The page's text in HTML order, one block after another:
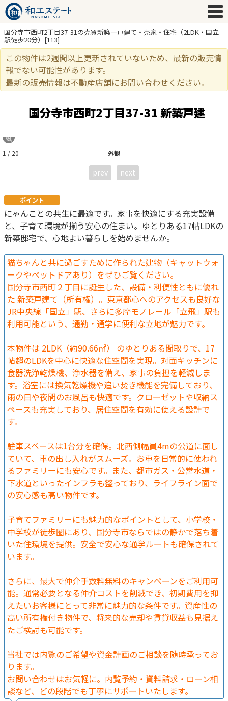
国分寺市西町2丁目37-31の売買新築一戸建て・売家・住宅（2LDK・国立
駅徒歩20分）[113]
この物件は2週間以上更新されていないため、最新の販売情
報でない可能性があります。
最新の販売情報は不動産店舗にお問い合わせください。
国分寺市西町2丁目37-31 新築戸建
外観
1 / 20
prev next
ポイント
にゃんことの共生に最適です。家事を快適にする充実設備
と、子育て環境が揃う安心の住まい。ゆとりある17帖LDKの
新築邸宅で、心地よい暮らしを始めませんか。
猫ちゃんと共に過ごすために作られた建物（キャットウォ
ークやペットドアあり）をぜひご覧ください。
国分寺市西町２丁目に誕生した、設備・利便性ともに優れ
た 新築戸建て（所有権）。東京都心へのアクセスも良好な
JR中央線「国立」駅、さらに多摩モノレール「立飛」駅も
利用可能という、通勤・通学に便利な立地が魅力です。
本物件は 2LDK（約90.66㎡） のゆとりある間取りで、17
帖超のLDKを中心に快適な住空間を実現。対面キッチンに
食器洗浄乾燥機、浄水器を備え、家事の負担を軽減しま
す。浴室には換気乾燥機や追い焚き機能を完備しており、
雨の日や夜間のお風呂も快適です。クローゼットや収納ス
ペースも充実しており、居住空間を有効に使える設計で
す。
駐車スペースは1台分を確保。北西側幅員4mの公道に面し
ていて、車の出し入れがスムーズ。お車を日常的に使われ
るファミリーにも安心です。また、都市ガス・公営水道・
下水道といったインフラも整っており、ライフライン面で
の安心感も高い物件です。
子育てファミリーにも魅力的なポイントとして、小学校・
中学校が徒歩圏にあり、国分寺市ならではの静かで落ち着
いた住環境を提供。安全で安心な通学ルートも確保されて
います。
さらに、最大で仲介手数料無料のキャンペーンをご利用可
能。通常必要となる仲介コストを削減でき、初期費用を抑
えたいお客様にとって非常に魅力的な条件です。資産性の
高い所有権付き物件で、将来的な売却や賃貸収益も見据え
たご検討も可能です。
当社では内覧のご希望や資金計画のご相談を随時承ってお
ります。
お問い合わせはお気軽に。内覧予約・資料請求・ローン相
談など、どの段階でも丁寧にサポートいたします。